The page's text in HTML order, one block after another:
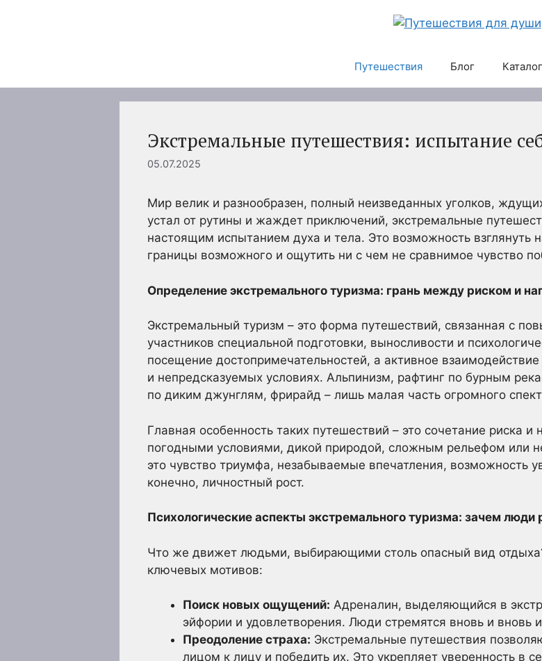
Путешествия Блог
Экстремальные путешествия: испытание
05.07.2025
Мир велик и разнообразен, полный неизведанных уголков,
устал от рутины и жаждет приключений, экстремальные
настоящим испытанием духа и тела. Это возможность взглянуть
границы возможного и ощутить ни с чем не сравнимое чувство
Определение экстремального туризма: грань между риском и
Экстремальный туризм – это форма путешествий, связанная с
участников специальной подготовки, выносливости и
посещение достопримечательностей, а активное
и непредсказуемых условиях. Альпинизм, рафтинг по бурным
по диким джунглям, фрирайд – лишь малая часть огромного
Главная особенность таких путешествий – это сочетание риска
погодными условиями, дикой природой, сложным рельефом или
это чувство триумфа, незабываемые впечатления, возможность
конечно, личностный рост.
Психологические аспекты экстремального туризма: зачем люди
Что же движет людьми, выбирающими столь опасный вид
ключевых мотивов:
Поиск новых ощущений: Адреналин, выделяющийся в
эйфории и удовлетворения. Люди стремятся вновь и вновь
Преодоление страха: Экстремальные путешествия
лицом к лицу и победить их. Это укрепляет уверенность в